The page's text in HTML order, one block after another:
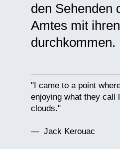
den Sehenden
Amtes mit
durchkommen.
"I came to a point
enjoying what they call
clouds."
— Jack Kerouac